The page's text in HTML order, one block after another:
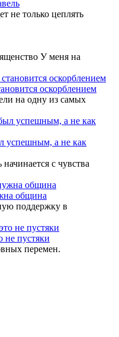
не только цеплять
У меня на
оскорблением
на одну из самых
успешным, а не как
с чувства
община
поддержку в
не пустяки
перемен.